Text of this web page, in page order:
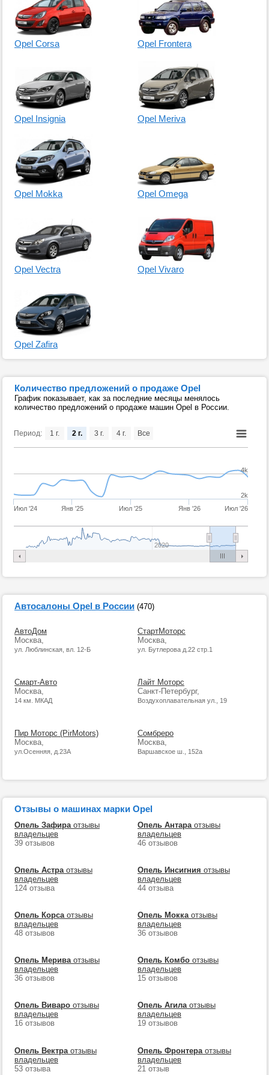
Opel Corsa Opel Frontera
Opel Insignia Opel Meriva
Opel Mokka Opel Omega
Opel Vectra Opel Vivaro
Opel Zafira
Количество предложений о продаже Opel
График показывает, как за последние месяцы менялось
количество предложений о продаже машин Opel в России.
Период:
Июл '24 Янв '25 Июл '25 Янв '26 Июл '26
2020
2k
4k
1 г. 2 г. 3 г. 4 г. Все
Автосалоны Opel в России (470)
АвтоДом
Москва,
ул. Люблинская, вл. 12-Б
СтартМоторс
Москва,
ул. Бутлерова д.22 стр.1
Смарт-Авто
Москва,
14 км. МКАД
Лайт Моторс
Санкт-Петербург,
Воздухоплавательная ул., 19
Пир Моторс (PirMotors)
Москва,
ул.Осенняя, д.23А
Сомбреро
Москва,
Варшавское ш., 152а
Отзывы о машинах марки Opel
Опель Зафираотзывы
владельцев
39 отзывов
Опель Антараотзывы
владельцев
46 отзывов
Опель Астраотзывы
владельцев
124 отзыва
Опель Инсигния отзывы
владельцев
44 отзыва
Опель Корсаотзывы
владельцев
48 отзывов
Опель Моккаотзывы
владельцев
36 отзывов
Опель Мериваотзывы
владельцев
36 отзывов
Опель Комбоотзывы
владельцев
15 отзывов
Опель Виваро отзывы
владельцев
16 отзывов
Опель Агилаотзывы
владельцев
19 отзывов
Опель Вектра отзывы
владельцев
53 отзыва
Опель Фронтераотзывы
владельцев
21 отзыв